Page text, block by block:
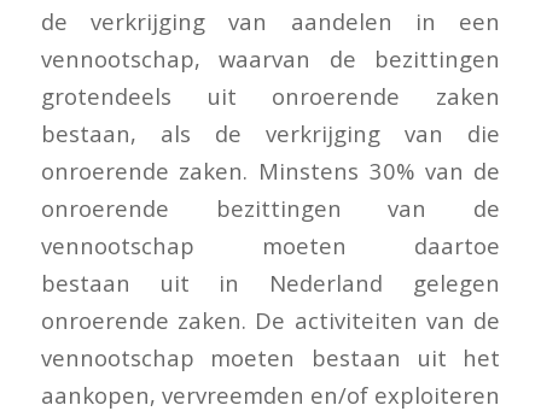
de verkrijging van aandelen in een
vennootschap, waarvan de bezittingen
grotendeels uit onroerende zaken
bestaan, als de verkrijging van die
onroerende zaken. Minstens 30% van de
onroerende bezittingen van de
vennootschap moeten daartoe
bestaan uit in Nederland gelegen
onroerende zaken. De activiteiten van de
vennootschap moeten bestaan uit het
aankopen, vervreemden en/of exploiteren